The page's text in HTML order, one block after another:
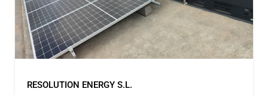
RESOLUTION ENERGY S.L.